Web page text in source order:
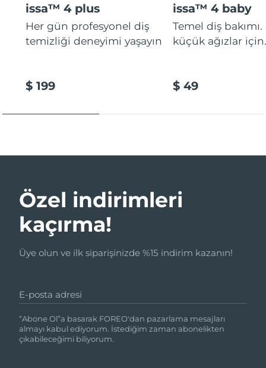
issa™ 4 plus
Her gün profesyonel diş
temizliği deneyimi yaşayın
$ 199
issa™ 4 baby
Temel diş
küçük ağızlar
$ 49
Özel indirimleri
kaçırma!
Üye olun ve ilk siparişinizde %15 indirim kazanın!
E-posta adresi
“Abone Ol”a basarak FOREO'dan pazarlama mesajları
almayı kabul ediyorum. İstediğim zaman abonelikten
çıkabileceğimi biliyorum.